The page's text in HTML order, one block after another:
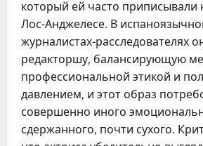
который ей часто приписывали
Лос-Анджелесе. В
журналистах-расследователях
редакторшу, балансирующую
профессиональной этикой и
давлением, и этот образ
совершенно иного
сдержанного, почти сухого.